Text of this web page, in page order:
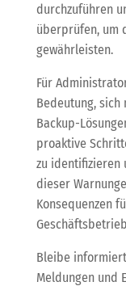
durchzuführen
überprüfen, um
gewährleisten.
Für
Bedeutung,
Backup-
proaktive
zu identifizieren
dieser
Konsequenzen
Bleibe
Meldungen und